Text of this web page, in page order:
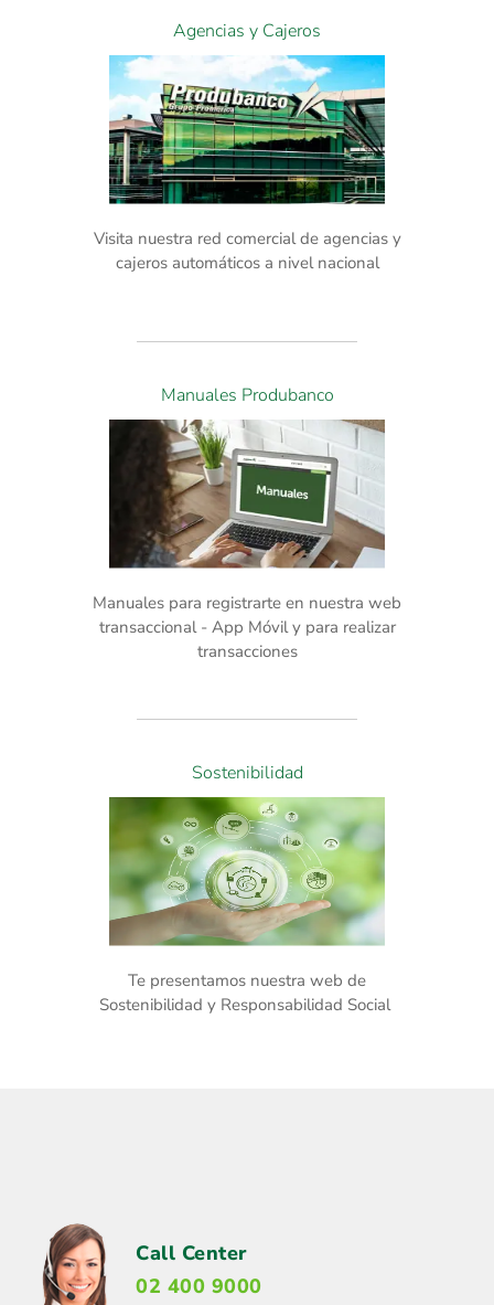
Agencias y Cajeros
Visita nuestra red comercial de agencias y
cajeros automáticos a nivel nacional
Manuales Produbanco
Manuales para registrarte en nuestra web
transaccional - App Móvil y para realizar
transacciones
Sostenibilidad
Te presentamos nuestra web de
Sostenibilidad y Responsabilidad Social
Call Center
02 400 9000